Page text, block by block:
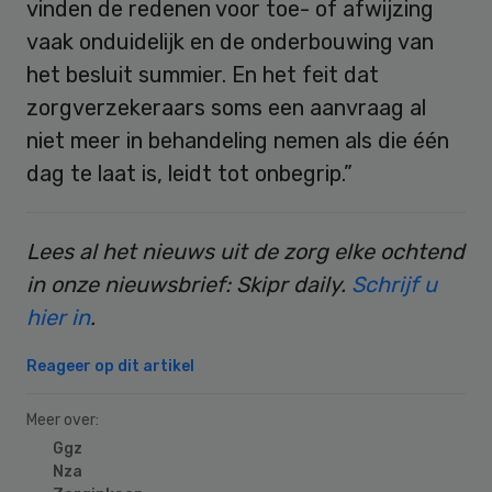
vinden de redenen voor toe- of afwijzing
vaak onduidelijk en de onderbouwing van
het besluit summier. En het feit dat
zorgverzekeraars soms een aanvraag al
niet meer in behandeling nemen als die één
dag te laat is, leidt tot onbegrip.”
Lees al het nieuws uit de zorg elke ochtend
in onze nieuwsbrief: Skipr daily. Schrijf u
hier in.
Reageer op dit artikel
Meer over:
Ggz
Nza